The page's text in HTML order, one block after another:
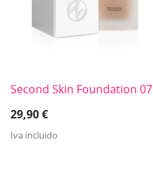
Second Skin Foundation 07
29,90€
Iva incluido